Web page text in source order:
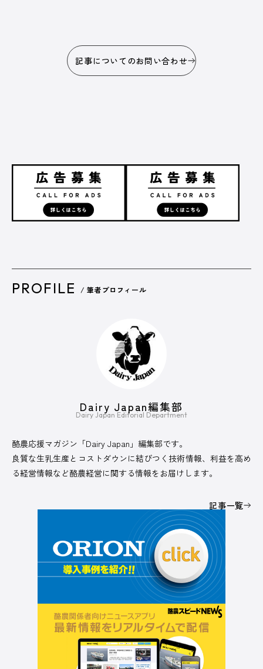
記事についてのお問い合わせ
PROFILE / 筆者プロフィール
Dairy Japan編集部
Dairy Japan Editorial Department
酪農応援マガジン「Dairy Japan」編集部です。
良質な生乳生産とコストダウンに結びつく技術情報、利益を高め
る経営情報など酪農経営に関する情報をお届けします。
記事一覧